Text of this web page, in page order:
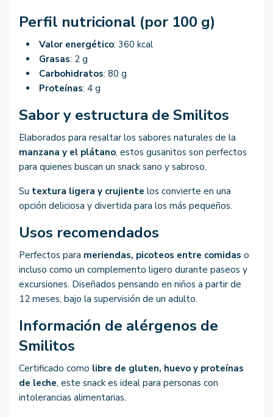
Perfil nutricional (por 100 g)
Valor energético: 360 kcal
Grasas: 2 g
Carbohidratos: 80 g
Proteínas: 4 g
Sabor y estructura de Smilitos
Elaborados para resaltar los sabores naturales de la
manzana y el plátano, estos gusanitos son perfectos
para quienes buscan un snack sano y sabroso.
Su textura ligera y crujiente los convierte en una
opción deliciosa y divertida para los más pequeños.
Usos recomendados
Perfectos para meriendas, picoteos entre comidas o
incluso como un complemento ligero durante paseos y
excursiones. Diseñados pensando en niños a partir de
12 meses, bajo la supervisión de un adulto.
Información de alérgenos de
Smilitos
Certificado como libre de gluten, huevo y proteínas
de leche, este snack es ideal para personas con
intolerancias alimentarias.